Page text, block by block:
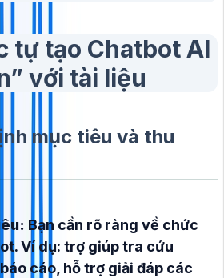
tự tạo Chatbot AI
với tài liệu
mục tiêu và thu
Bạn cần rõ ràng về chức
Ví dụ: trợ giúp tra cứu
cáo, hỗ trợ giải đáp các